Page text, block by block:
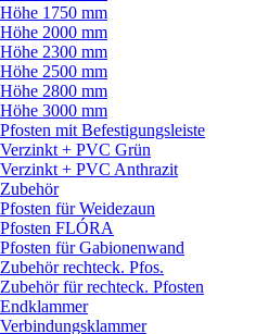
Höhe 1750 mm
Höhe 2000 mm
Höhe 2300 mm
Höhe 2500 mm
Höhe 2800 mm
Höhe 3000 mm
Pfosten mit Befestigungsleiste
Verzinkt + PVC Grün
Verzinkt + PVC Anthrazit
Zubehör
Pfosten für Weidezaun
Pfosten FLÓRA
Pfosten für Gabionenwand
Zubehör rechteck. Pfos.
Zubehör für rechteck. Pfosten
Endklammer
Verbindungsklammer